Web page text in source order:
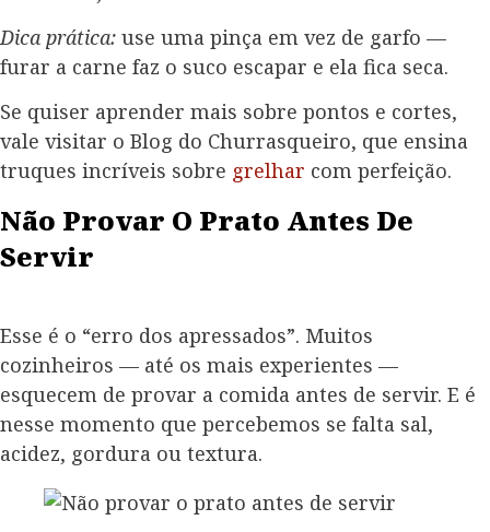
Dica prática: use uma pinça em vez de garfo —
furar a carne faz o suco escapar e ela fica seca.
Se quiser aprender mais sobre pontos e cortes,
vale visitar o Blog do Churrasqueiro, que ensina
truques incríveis sobre grelhar com perfeição.
Não Provar O Prato Antes De
Servir
Esse é o “erro dos apressados”. Muitos
cozinheiros — até os mais experientes —
esquecem de provar a comida antes de servir. E é
nesse momento que percebemos se falta sal,
acidez, gordura ou textura.